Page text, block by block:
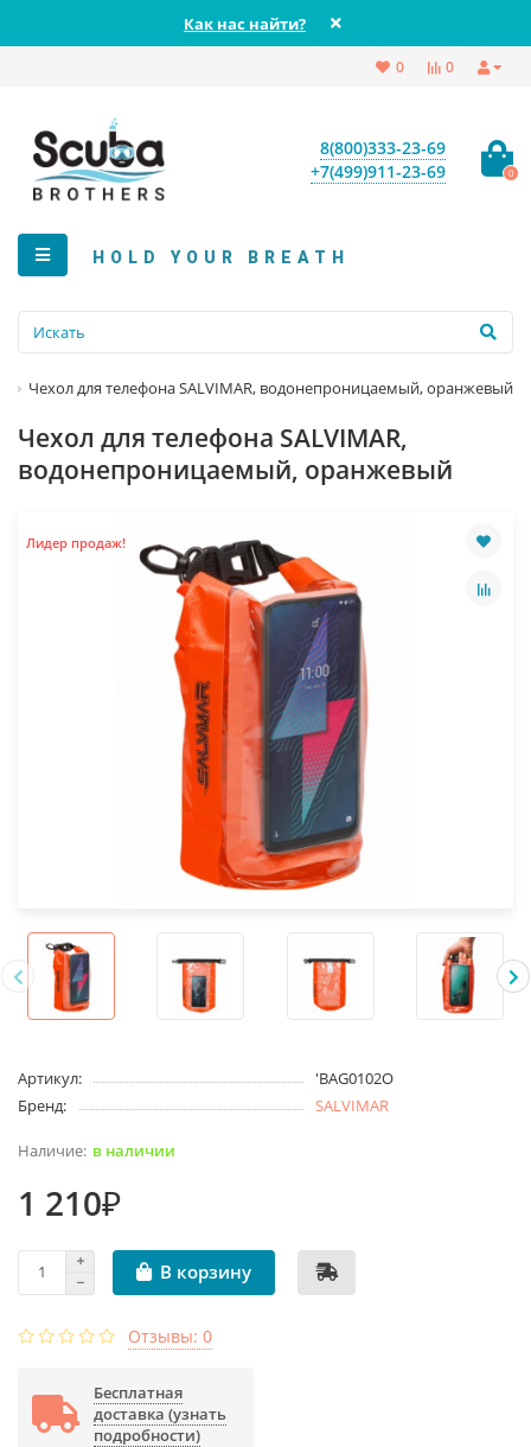
Как нас найти?
0
0
8(800)333-23-69
+7(499)911-23-69
0
HOLD YOUR BREATH
Чехол для телефона SALVIMAR, водонепроницаемый, оранжевый
Чехол для телефона SALVIMAR,
водонепроницаемый, оранжевый
Лидер продаж!
Артикул:
'BAG0102O
Бренд:
SALVIMAR
в наличии
1 210₽
В корзину
Отзывы: 0
Бесплатная
доставка (узнать
подробности)